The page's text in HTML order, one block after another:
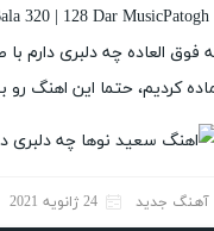
320 | 128 Dar MusicPatogh
فوق العاده چه دلبری دارم
کردیم، حتما این اهنگ رو
جدید 24 ژانویه 2021